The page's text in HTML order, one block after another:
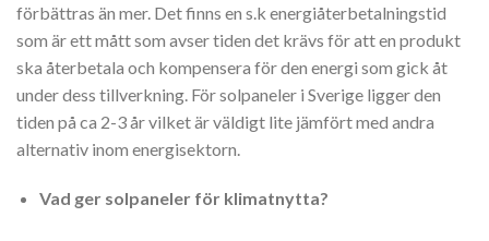
förbättras än mer. Det finns en s.k energiåterbetalningstid
som är ett mått som avser tiden det krävs för att en produkt
ska återbetala och kompensera för den energi som gick åt
under dess tillverkning. För solpaneler i Sverige ligger den
tiden på ca 2-3 år vilket är väldigt lite jämfört med andra
alternativ inom energisektorn.
Vad ger solpaneler för klimatnytta?